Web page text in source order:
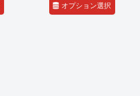
オプション選択